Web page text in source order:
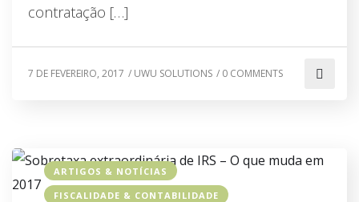
contratação […]
7 DE FEVEREIRO, 2017 / UWU SOLUTIONS / 0 COMMENTS
ARTIGOS & NOTÍCIAS
FISCALIDADE & CONTABILIDADE